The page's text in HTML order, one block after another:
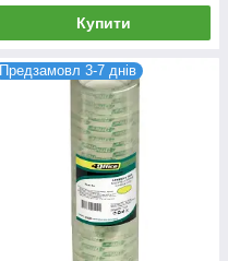
Купити
Предзамовл 3-7 днів